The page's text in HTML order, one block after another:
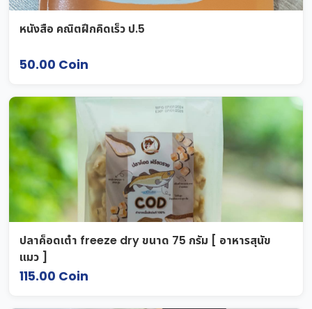
หนังสือ คณิตฝึกคิดเร็ว ป.5
50.00 Coin
ปลาค็อดเต๋า freeze dry ขนาด 75 กรัม [ อาหารสุนัข
แมว ]
115.00 Coin